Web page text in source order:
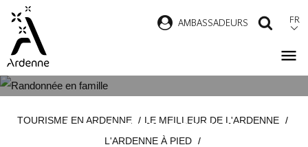
contenu
principal
AMBASSADEURS FR
À FAIRE EN FAMILLE
d'ArianeTOURISME EN ARDENNE
LE MEILLEUR DE L'ARDENNE
L'ARDENNE À PIED